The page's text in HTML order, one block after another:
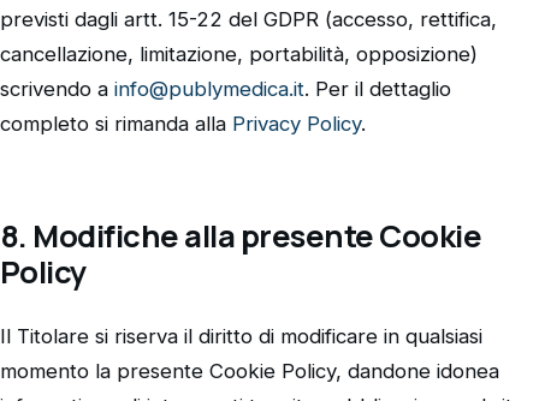
previsti dagli artt. 15-22 del GDPR (accesso, rettifica,
cancellazione, limitazione, portabilità, opposizione)
scrivendo a info@publymedica.it. Per il dettaglio
completo si rimanda alla Privacy Policy.
8. Modifiche alla presente Cookie
Policy
Il Titolare si riserva il diritto di modificare in qualsiasi
momento la presente Cookie Policy, dandone idonea